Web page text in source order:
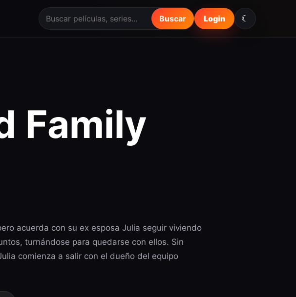
Buscar Login ☾
Family
acuerda con su ex esposa Julia seguir viviendo
turnándose para quedarse con ellos. Sin
comienza a salir con el dueño del equipo